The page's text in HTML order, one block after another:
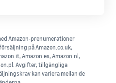
Amazon-prenumerationer
på Amazon.co.uk,
Amazon.es, Amazon.nl,
Avgifter, tillgängliga
kan variera mellan de